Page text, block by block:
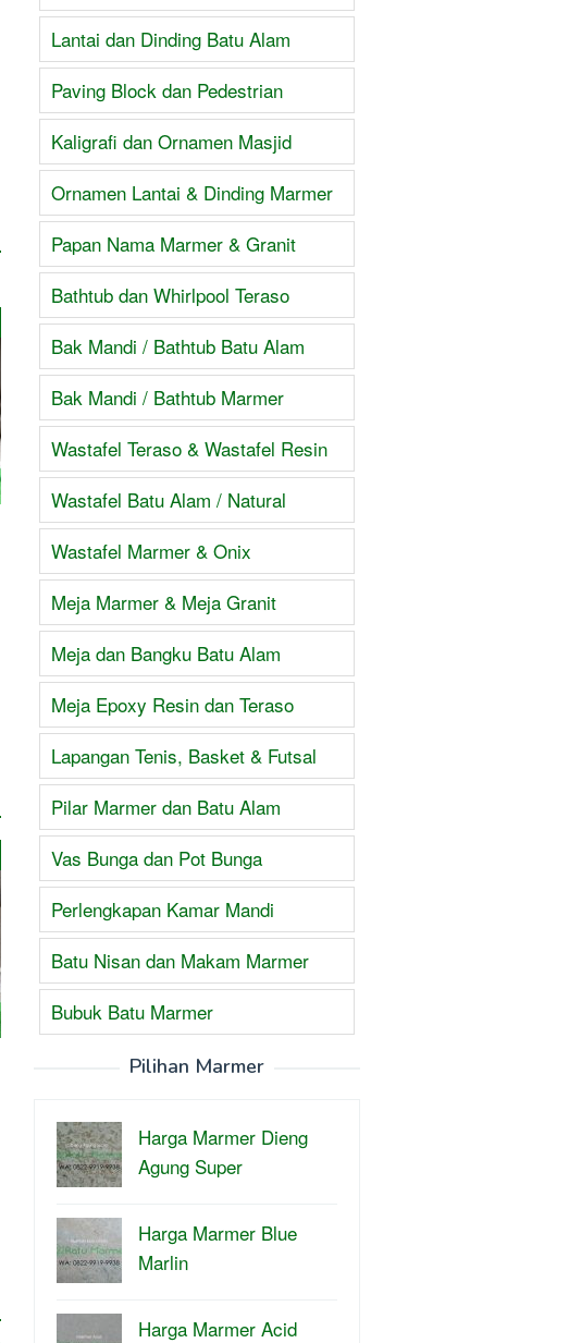
Lantai dan Dinding Batu Alam
Paving Block dan Pedestrian
Kaligrafi dan Ornamen Masjid
Ornamen Lantai & Dinding Marmer
Papan Nama Marmer & Granit
Bathtub dan Whirlpool Teraso
Bak Mandi / Bathtub Batu Alam
Bak Mandi / Bathtub Marmer
Wastafel Teraso & Wastafel Resin
Wastafel Batu Alam / Natural
Wastafel Marmer & Onix
Meja Marmer & Meja Granit
Meja dan Bangku Batu Alam
Meja Epoxy Resin dan Teraso
Lapangan Tenis, Basket & Futsal
Pilar Marmer dan Batu Alam
Vas Bunga dan Pot Bunga
Perlengkapan Kamar Mandi
Batu Nisan dan Makam Marmer
Bubuk Batu Marmer
Pilihan Marmer
Harga Marmer Dieng
Agung Super
Harga Marmer Blue
Marlin
Harga Marmer Acid